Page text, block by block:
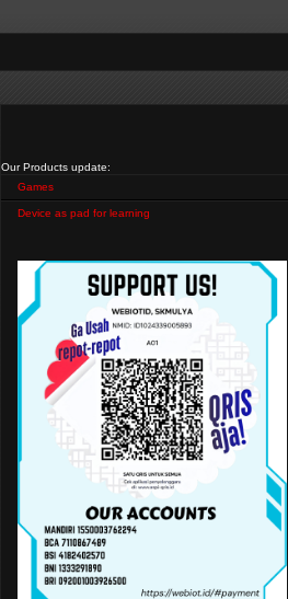
Our Products update:
Games
Device as pad for learning